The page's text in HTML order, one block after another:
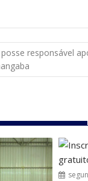
responsável